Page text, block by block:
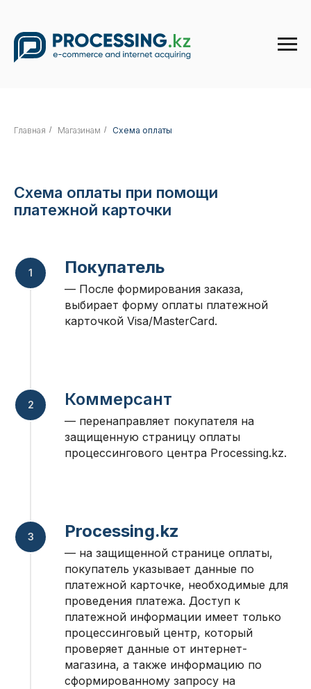
Главная / Магазинам / Схема оплаты
Схема оплаты при помощи
платежной карточки
Покупатель
— После формирования заказа,
выбирает форму оплаты платежной
карточкой Visa/MasterCard.
Коммерсант
— перенаправляет покупателя на
защищенную страницу оплаты
процессингового центра Processing.kz.
Processing.kz
— на защищенной странице оплаты,
покупатель указывает данные по
платежной карточке, необходимые для
проведения платежа. Доступ к
платежной информации имеет только
процессинговый центр, который
проверяет данные от интернет-
магазина, а также информацию по
сформированному запросу на